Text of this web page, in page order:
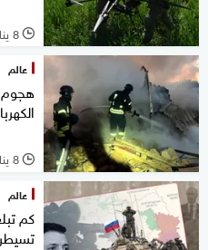
l 8 يناير 2026
عالم
l 8 يناير 2026
عالم
كم